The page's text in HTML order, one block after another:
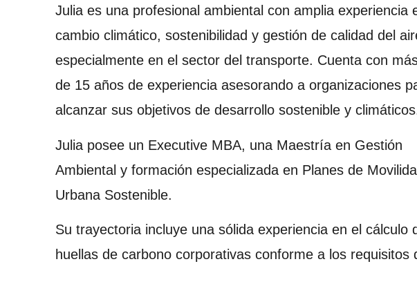
Julia es una profesional ambiental con amplia experiencia
cambio climático, sostenibilidad y gestión de calidad del
especialmente en el sector del transporte. Cuenta con
de 15 años de experiencia asesorando a organizaciones
alcanzar sus objetivos de desarrollo sostenible y
Julia posee un Executive MBA, una Maestría en Gestión
Ambiental y formación especializada en Planes de
Urbana Sostenible.
Su trayectoria incluye una sólida experiencia en el cálculo
huellas de carbono corporativas conforme a los requisitos